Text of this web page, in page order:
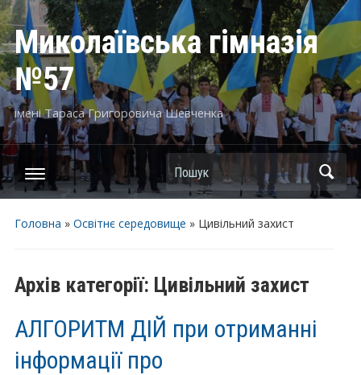
Миколаївська гімназія
№57
імені Тараса Григоровича Шевченка
Пошук
Головна » Освітнє середовище » Цивільний захист
Архів категорії: Цивільний захист
АЛГОРИТМ ДІЙ при отриманні
інформації про